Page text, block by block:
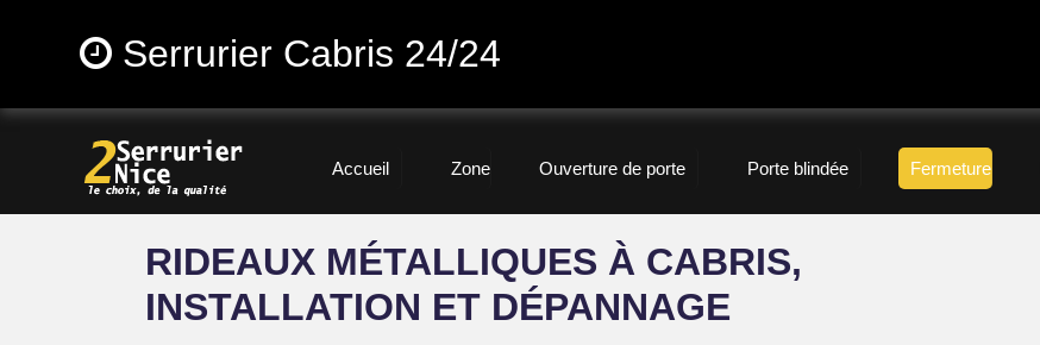
Serrurier Cabris 24/24
Accueil Zone Ouverture de porte Porte blindée Fermeture
RIDEAUX MÉTALLIQUES À CABRIS,
INSTALLATION ET DÉPANNAGE